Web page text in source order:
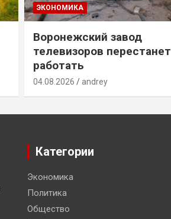
ЭКОНОМИКА
Воронежский завод
телевизоров перестанет
работать
04.08.2026 andrey
Категории
Экономика
Политика
Общество